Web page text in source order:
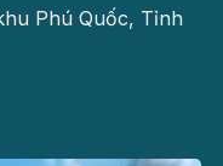
Phú Quốc, Tỉnh